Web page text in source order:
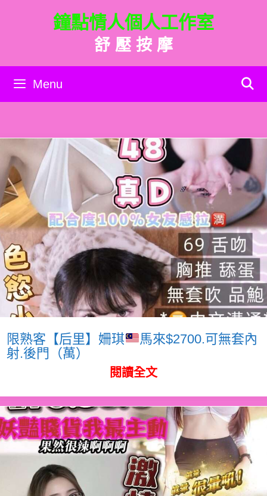
內
鐘點情人個人工作室
舒 壓 按 摩
Menu
限熟客【后里】姍琪
馬來$2700.可無套內
射.後門（萬）
閱讀全文